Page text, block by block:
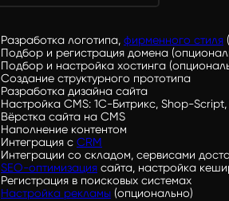
Разработка логотипа, фирменного стиля
Подбор и регистрация домена
Подбор и настройка хостинга
Создание структурного прототипа
Разработка дизайна сайта
Настройка CMS: 1С-Битрикс, Shop-
Вёрстка сайта на CMS
Наполнение контентом
Интеграция с CRM
Интеграции со складом, сервисами
SEO-оптимизация сайта, настройка
Регистрация в поисковых системах
Настройка рекламы (опционально)